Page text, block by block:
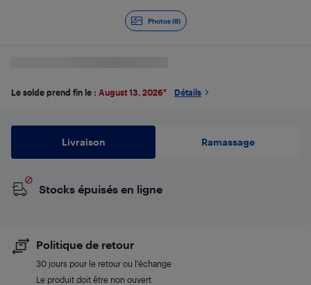
Photos (8)
Le solde prend fin le : August 13, 2026* Détails
Livraison Ramassage
Stocks épuisés en ligne
Politique de retour
30 jours pour le retour ou l’échange
Le produit doit être non ouvert